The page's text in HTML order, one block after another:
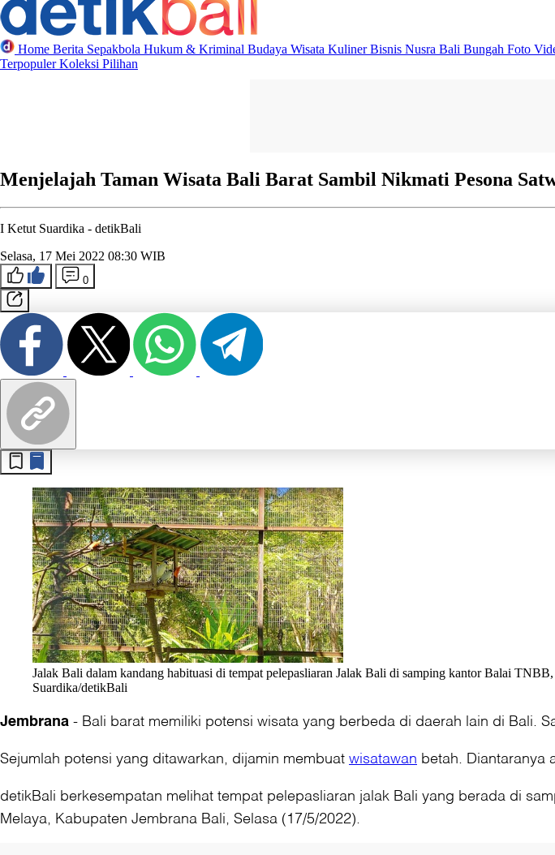
Home Berita Sepakbola Hukum & Kriminal Budaya Wisata KulinerBisnis Nusra Bali Bungah Foto
TerpopulerKoleksi Pilihan
Menjelajah Taman Wisata Bali Barat Sambil Nikmati Pesona
I Ketut Suardika - detikBali
Selasa, 17 Mei 2022 08:30 WIB
0
Jalak Bali dalam kandang habituasi di tempat pelepasliaran Jalak Bali di samping kantor Balai
Suardika/detikBali
Jembrana- Bali barat memiliki potensi wisata yang berbeda di daerah lain di Bali.
Sejumlah potensi yang ditawarkan, dijamin membuatwisatawan betah. Diantaranya
detikBali berkesempatan melihat tempat pelepasliaran jalak Bali yang berada di
Melaya, Kabupaten Jembrana Bali, Selasa (17/5/2022).